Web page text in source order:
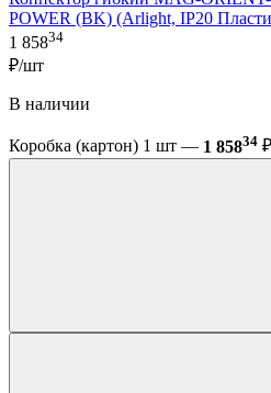
POWER (BK) (Arlight, IP20
1 85834
₽/шт
В наличии
Коробка (картон) 1 шт — 1 85834 ₽